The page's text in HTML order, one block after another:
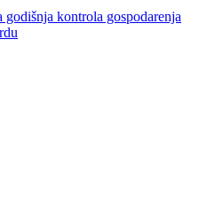
kontrola gospodarenja